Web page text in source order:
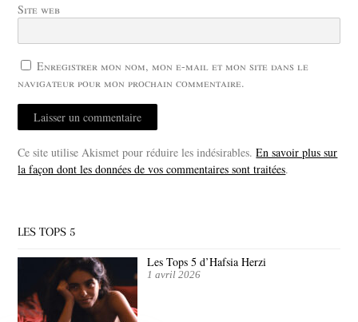
Site web
Enregistrer mon nom, mon e-mail et mon site dans le
navigateur pour mon prochain commentaire.
Ce site utilise Akismet pour réduire les indésirables.En savoir plus sur
la façon dont les données de vos commentaires sont traitées.
LES TOPS 5
Les Tops 5 d’Hafsia Herzi
1 avril 2026